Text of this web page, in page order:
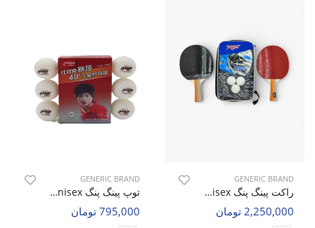
GENERIC BRAND
راکت پینگ پنگ Unisex بدون برند Spin Edge U
2,250,000 تومان
GENERIC BRAND
توپ پینگ پنگ Unisex بدون برند 3 Star Ping Pong Balls U
795,000 تومان